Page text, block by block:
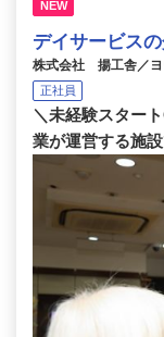
NEW
デイサービス
株式会社 揚工舎／ヨ
正社員
＼未経験スター
業が運営する施